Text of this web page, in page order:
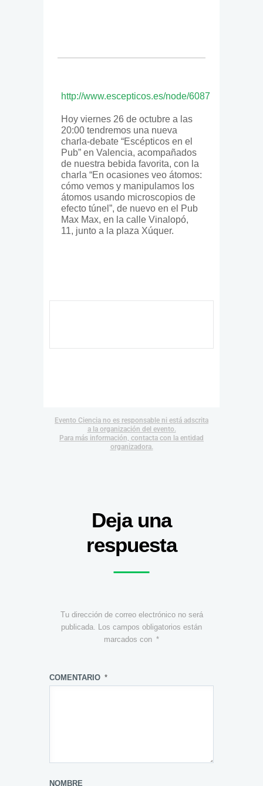
http://www.escepticos.es/node/6087
Hoy viernes 26 de octubre a las
20:00 tendremos una nueva
charla-debate “Escépticos en el
Pub” en Valencia, acompañados
de nuestra bebida favorita, con la
charla “En ocasiones veo átomos:
cómo vemos y manipulamos los
átomos usando microscopios de
efecto túnel”, de nuevo en el Pub
Max Max, en la calle Vinalopó,
11, junto a la plaza Xúquer.
Evento Ciencia no es responsable ni está adscrita
a la organización del evento.
Para más información, contacta con la entidad
organizadora.
Deja una
respuesta
Tu dirección de correo electrónico no será
publicada.
Los campos obligatorios están
marcados con *
COMENTARIO *
NOMBRE